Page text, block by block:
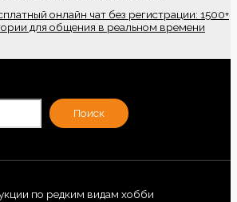
онлайн чат без регистрации: 1500+
для общения в реальном времени
Поиск
по редким видам хобби